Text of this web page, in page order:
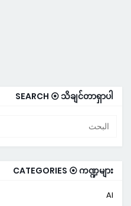
SEARCH ⦿ သိချင်တာရှာပါ
CATEGORIES ⦿ ကဏ္ဍများ
AI